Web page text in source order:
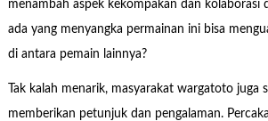
menambah aspek kekompakan dan kolaborasi
ada yang menyangka permainan ini bisa
di antara pemain lainnya?
Tak kalah menarik, masyarakat wargatoto juga
memberikan petunjuk dan pengalaman.